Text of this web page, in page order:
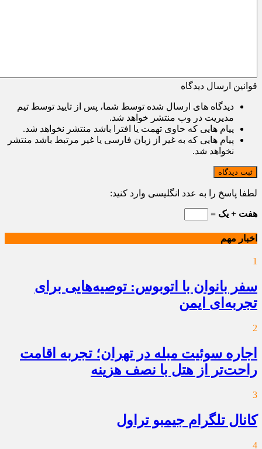
قوانین ارسال دیدگاه
دیدگاه های ارسال شده توسط شما، پس از تایید توسط تیم
مدیریت در وب منتشر خواهد شد.
پیام هایی که حاوی تهمت یا افترا باشد منتشر نخواهد شد.
پیام هایی که به غیر از زبان فارسی یا غیر مرتبط باشد منتشر
نخواهد شد.
ثبت دیدگاه
لطفا پاسخ را به عدد انگلیسی وارد کنید:
هفت + یک =
اخبار مهم
1
سفر بانوان با اتوبوس: توصیه‌هایی برای
تجربه‌ای ایمن
2
اجاره سوئیت مبله در تهران؛ تجربه اقامت
راحت‌تر از هتل با نصف هزینه
3
کانال تلگرام جیمبو تراول
4